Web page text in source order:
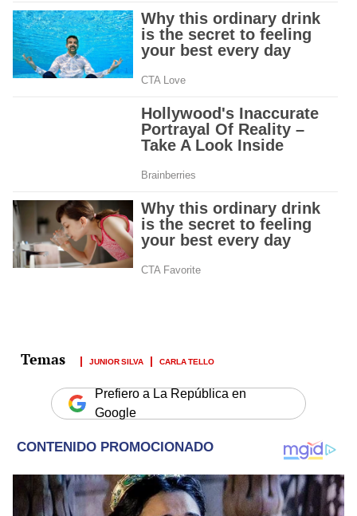
JUNIOR SILVA CARLA TELLO
Prefiero a La República en
Google